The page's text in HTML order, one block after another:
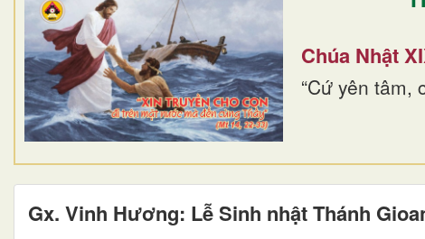
Chúa Nhật
“Cứ yên tâm,
Gx. Vinh Hương: Lễ Sinh nhật Thánh